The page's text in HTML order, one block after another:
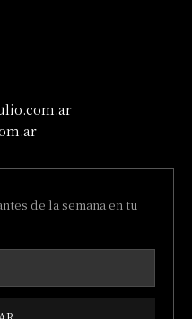
de la semana en tu